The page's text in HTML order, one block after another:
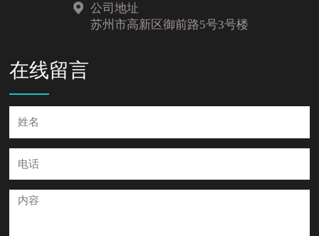
公司地址
苏州市高新区御前路5号3号楼
在线留言